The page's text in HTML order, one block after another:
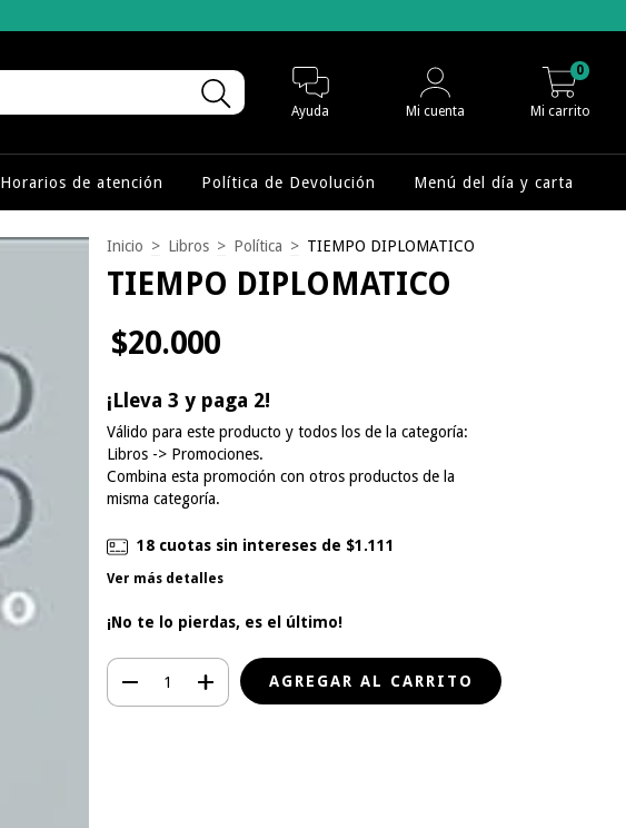
Ayuda Mi cuenta Mi carrito
0
Horarios de atención Política de Devolución Menú del día y carta
Inicio > Libros > Política > TIEMPO DIPLOMATICO
TIEMPO DIPLOMATICO
$20.000
¡Lleva 3 y paga 2!
Válido para este producto y todos los de la categoría:
Libros -> Promociones.
Combina esta promoción con otros productos de la
misma categoría.
18 cuotas sin intereses de $1.111
Ver más detalles
¡No te lo pierdas, es el último!